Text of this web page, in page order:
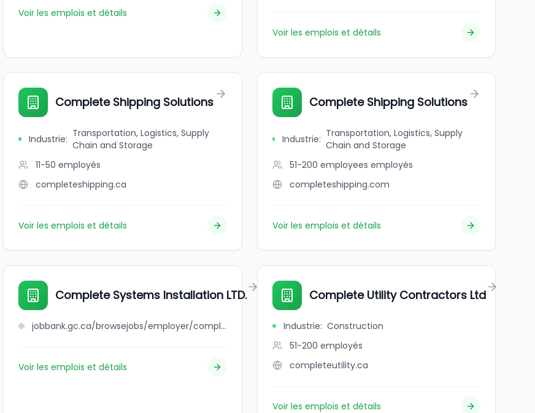
Voir les emplois et détails
Voir les emplois et détails
Complete Shipping Solutions
Industrie: Transportation, Logistics, Supply
Chain and Storage
11-50 employés
completeshipping.ca
Voir les emplois et détails
Complete Shipping Solutions
Industrie: Transportation, Logistics, Supply
Chain and Storage
51-200 employees employés
completeshipping.com
Voir les emplois et détails
Complete Systems Installation LTD.
jobbank.gc.ca/browsejobs/employer/complete+systems+installation+ltd./ca
Voir les emplois et détails
Complete Utility Contractors Ltd
Industrie: Construction
51-200 employés
completeutility.ca
Voir les emplois et détails